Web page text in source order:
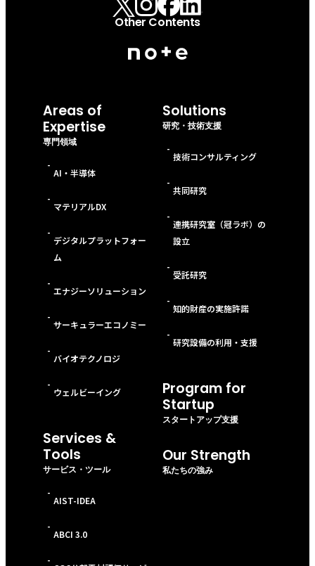
Other Contents
Areas of
Expertise
専門領域
-
AI・半導体
-
マテリアルDX
-
デジタルプラットフォー
ム
-
エナジーソリューション
-
サーキュラーエコノミー
-
バイオテクノロジ
-
ウェルビーイング
Services &
Tools
サービス・ツール
-
AIST-IDEA
-
ABCI 3.0
-
Solutions
研究・技術支援
-
技術コンサルティング
-
共同研究
-
連携研究室（冠ラボ）の
設立
-
受託研究
-
知的財産の実施許諾
-
研究設備の利用・支援
Program for
Startup
スタートアップ支援
Our Strength
私たちの強み